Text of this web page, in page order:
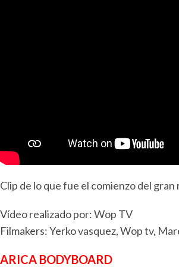
Clip de lo que fue el comienzo del
Vídeo realizado por: Wop TV
Filmakers: Yerko vasquez, Wop tv,
ARICA BODYBOARD